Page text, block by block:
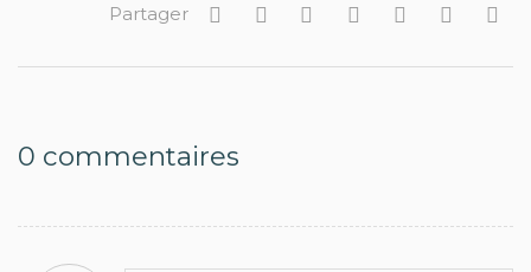
Partager
0 commentaires